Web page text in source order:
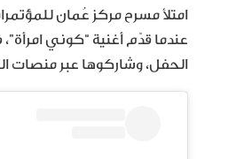
امتلأ مسرح مركز عُمان
عندما قدّم أغنية “كوني
الحفل، وشاركوها عبر منصات